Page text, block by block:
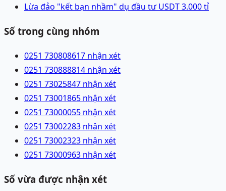
Lừa đảo "kết bạn nhầm" dụ đầu tư USDT 3.000 tỉ
Số trong cùng nhóm
0251 730808617 nhận xét
0251 730888814 nhận xét
0251 73025847 nhận xét
0251 73001865 nhận xét
0251 73000055 nhận xét
0251 73002283 nhận xét
0251 73002323 nhận xét
0251 73000963 nhận xét
Số vừa được nhận xét